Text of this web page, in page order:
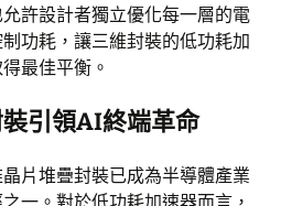
許設計者獨立優化每一層的電
功耗，讓三維封裝的低功耗加
最佳平衡。
引領AI終端革命
片堆疊封裝已成為半導體產業
一。對於低功耗加速器而言，